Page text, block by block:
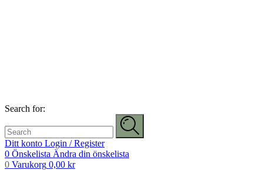
Search for:
Ditt konto Login / Register
0 Önskelista Ändra din önskelista
0 Varukorg 0,00 kr